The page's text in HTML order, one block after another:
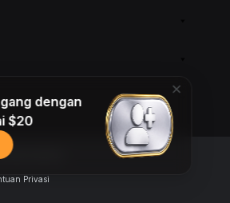
reserved.
Privasi
dengan
$20